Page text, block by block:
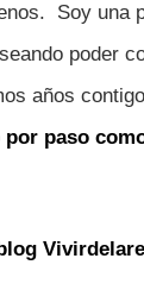
Soy una
poder
años
paso